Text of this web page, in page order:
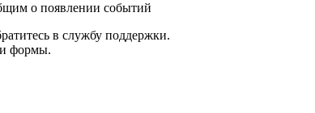
о появлении событий
в службу поддержки.
формы.